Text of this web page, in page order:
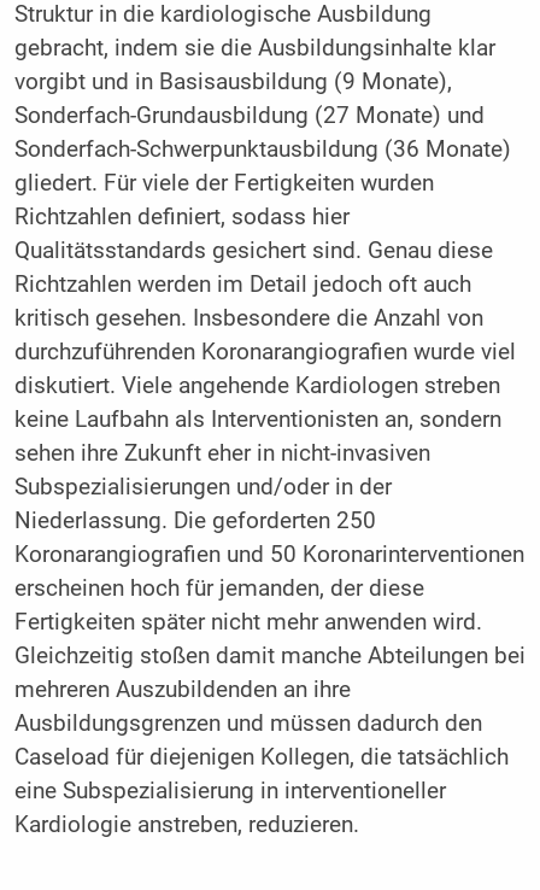
Struktur in die kardiologische Ausbildung
gebracht, indem sie die Ausbildungsinhalte klar
vorgibt und in Basisausbildung (9 Monate),
Sonderfach-Grundausbildung (27 Monate) und
Sonderfach-Schwerpunktausbildung (36 Monate)
gliedert. Für viele der Fertigkeiten wurden
Richtzahlen definiert, sodass hier
Qualitätsstandards gesichert sind. Genau diese
Richtzahlen werden im Detail jedoch oft auch
kritisch gesehen. Insbesondere die Anzahl von
durchzuführenden Koronarangiografien wurde viel
diskutiert. Viele angehende Kardiologen streben
keine Laufbahn als Interventionisten an, sondern
sehen ihre Zukunft eher in nicht-invasiven
Subspezialisierungen und/oder in der
Niederlassung. Die geforderten 250
Koronarangiografien und 50 Koronarinterventionen
erscheinen hoch für jemanden, der diese
Fertigkeiten später nicht mehr anwenden wird.
Gleichzeitig stoßen damit manche Abteilungen bei
mehreren Auszubildenden an ihre
Ausbildungsgrenzen und müssen dadurch den
Caseload für diejenigen Kollegen, die tatsächlich
eine Subspezialisierung in interventioneller
Kardiologie anstreben, reduzieren.